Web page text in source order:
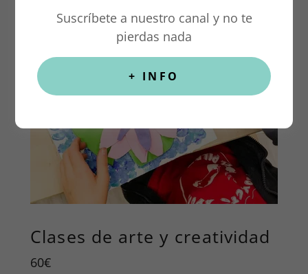
Clases de arte y creatividad
60€
Suscríbete a nuestro canal y no te
pierdas nada
+ INFO